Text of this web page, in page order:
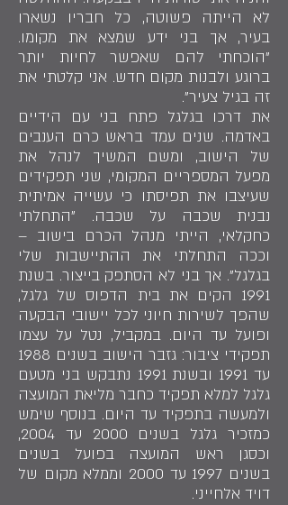
לא הייתה פשוטה, כל חבריו נשארו
בעיר, אך בני ידע שמצא את מקומו.
"הוכחתי להם שאפשר לחיות יותר
ברוגע ולבנות מקום חדש. אני קלטתי את
זה בגיל צעיר".
את דרכו בגלגל פתח בני עם הידיים
באדמה. שנים עמד בראש כרם הענבים
של הישוב, ומשם המשיך לנהל את
מפעל המספריים המקומי, שני תפקידים
שעיצבו את תפיסתו כי עשייה אמיתית
נבנית שכבה על שכבה. "התחלתי
כחקלאי, הייתי מנהל הכרם בישוב –
וככה התחלתי את ההתיישבות שלי
בגלגל". אך בני לא הסתפק בייצור. בשנת
1991 הקים את בית הדפוס של גלגל,
שהפך לשירות חיוני לכל יישובי הבקעה
ופועל עד היום. במקביל, נטל על עצמו
תפקידי ציבור: גזבר הישוב בשנים 1988
עד 1991 ובשנת 1991 נתבקש בני מטעם
גלגל למלא תפקיד כחבר מליאת המועצה
ולמעשה בתפקיד עד היום. בנוסף שימש
כמזכיר גלגל בשנים 2000 עד 2004,
וכסגן ראש המועצה בפועל בשנים
בשנים 1997 עד 2000 וממלא מקום של
דויד אלחייני.